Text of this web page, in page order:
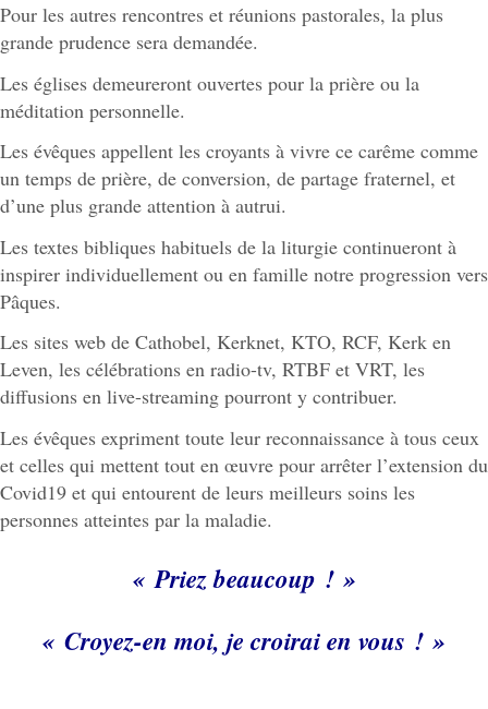
Pour les autres rencontres et réunions pastorales, la plus
grande prudence sera demandée.
Les églises demeureront ouvertes pour la prière ou la
méditation personnelle.
Les évêques appellent les croyants à vivre ce carême comme
un temps de prière, de conversion, de partage fraternel, et
d’une plus grande attention à autrui.
Les textes bibliques habituels de la liturgie continueront à
inspirer individuellement ou en famille notre progression vers
Pâques.
Les sites web de Cathobel, Kerknet, KTO, RCF, Kerk en
Leven, les célébrations en radio-tv, RTBF et VRT, les
diffusions en live-streaming pourront y contribuer.
Les évêques expriment toute leur reconnaissance à tous ceux
et celles qui mettent tout en œuvre pour arrêter l’extension du
Covid19 et qui entourent de leurs meilleurs soins les
personnes atteintes par la maladie.
« Priez beaucoup ! »
« Croyez-en moi, je croirai en vous ! »